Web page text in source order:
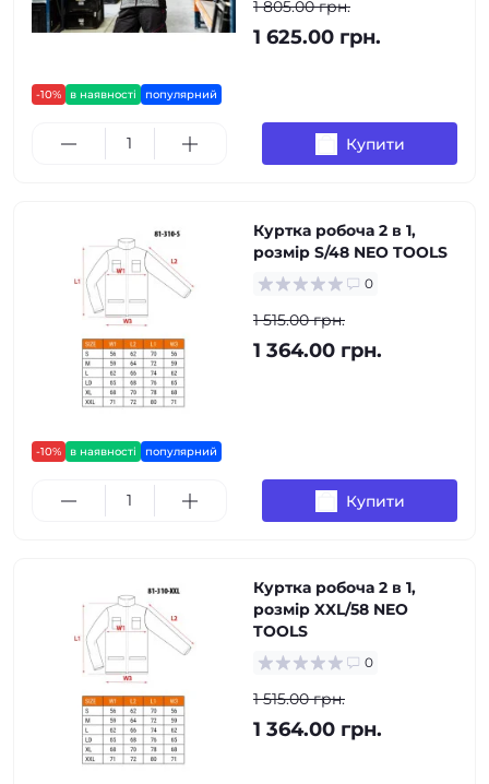
-10% в наявності популярний
1 805.00 грн.
1 625.00 грн.
Купити
-10% в наявності популярний
Куртка робоча 2 в 1,
pозмір S/48 NEO TOOLS
0
1 515.00 грн.
1 364.00 грн.
Купити
Куртка робоча 2 в 1,
pозмір XXL/58 NEO
TOOLS
0
1 515.00 грн.
1 364.00 грн.